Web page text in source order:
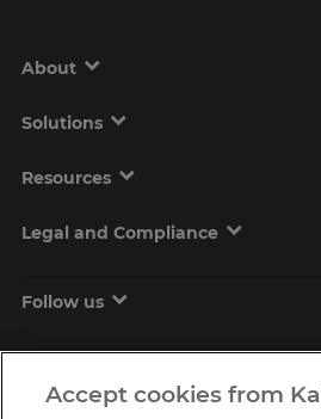
About
Solutions
Resources
Legal and Compliance
Follow us
Accept cookies from